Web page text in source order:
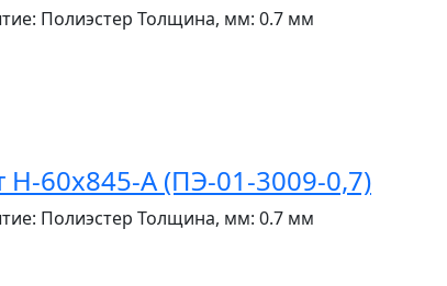
Полиэстер Толщина, мм: 0.7 мм
60x845-A (ПЭ-01-3009-0,7)
Полиэстер Толщина, мм: 0.7 мм